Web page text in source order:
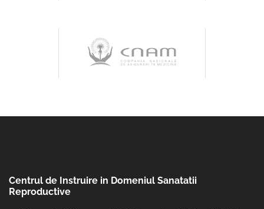
Centrul de Instruire in Domeniul Sanatatii
Reproductive